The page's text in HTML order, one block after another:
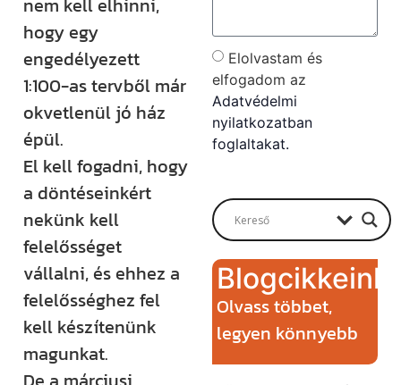
hogy egy
engedélyezett
1:100-as tervből már
okvetlenül jó ház
épül.
El kell fogadni, hogy
a döntéseinkért
nekünk kell
felelősséget
vállalni, és ehhez a
felelősséghez fel
kell készítenünk
magunkat.
Elolvastam és
elfogadom az
Adatvédelmi
nyilatkozatban
foglaltakat.
Blogcikkeink
Olvass többet,
legyen könnyebb